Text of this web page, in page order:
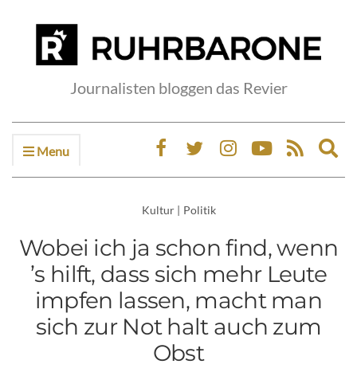
Journalisten bloggen das Revier
Menu
Kultur | Politik
Wobei ich ja schon find, wenn
’s hilft, dass sich mehr Leute
impfen lassen, macht man
sich zur Not halt auch zum
Obst